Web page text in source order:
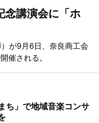
念講演会に「ホ
が9月6日、奈良商工会
催される。
ち」で地域音楽コンサ